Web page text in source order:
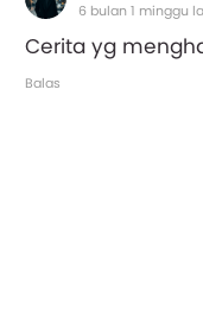
6 bulan 1 minggu
Cerita yg
Balas